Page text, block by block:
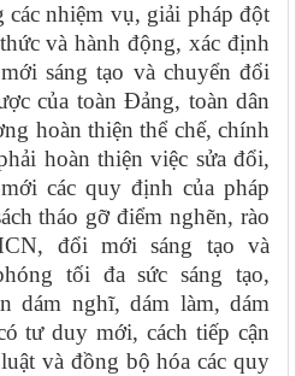
các nhiệm vụ, giải pháp đột
và hành động, xác định
sáng tạo và chuyển đổi
của toàn Đảng, toàn dân
hoàn thiện thể chế, chính
hoàn thiện việc sửa đổi,
các quy định của pháp
tháo gỡ điểm nghẽn, rào
đổi mới sáng tạo và
tối đa sức sáng tạo,
dám nghĩ, dám làm, dám
tư duy mới, cách tiếp cận
và đồng bộ hóa các quy